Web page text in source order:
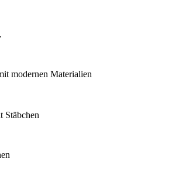
modernen Materialien
Stäbchen